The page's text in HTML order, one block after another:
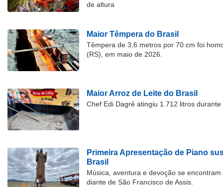
de altura
Maior Têmpera do Brasil
Têmpera de 3,6 metros por 70 cm foi
(RS), em maio de 2026.
Maior Arroz de Leite do Brasil
Chef Edi Dagrê atingiu 1.712 litros
Primeira Apresentação de Piano
Brasil
Música, aventura e devoção se
diante de São Francisco de Assis.